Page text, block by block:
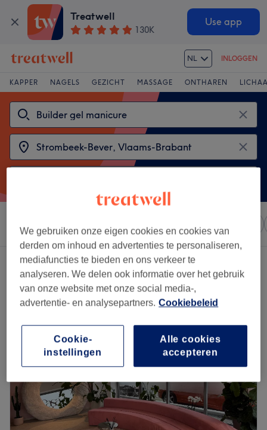
Treatwell
130K
Use app
NL INLOGGEN
KAPPER NAGELS GEZICHT MASSAGE ONTHAREN
Elke prijs Salons Expresaanbiedingen
2 salons met:
builder gel manicure in de buurt van Strombeek-Bever, Vlaams-
Brabant
We gebruiken onze eigen cookies en cookies van
derden om inhoud en advertenties te personaliseren,
mediafuncties te bieden en ons verkeer te
analyseren. We delen ook informatie over het gebruik
van onze website met onze social media-,
advertentie- en analysepartners. Cookiebeleid
Alle cookies
accepteren
Cookie-
instellingen